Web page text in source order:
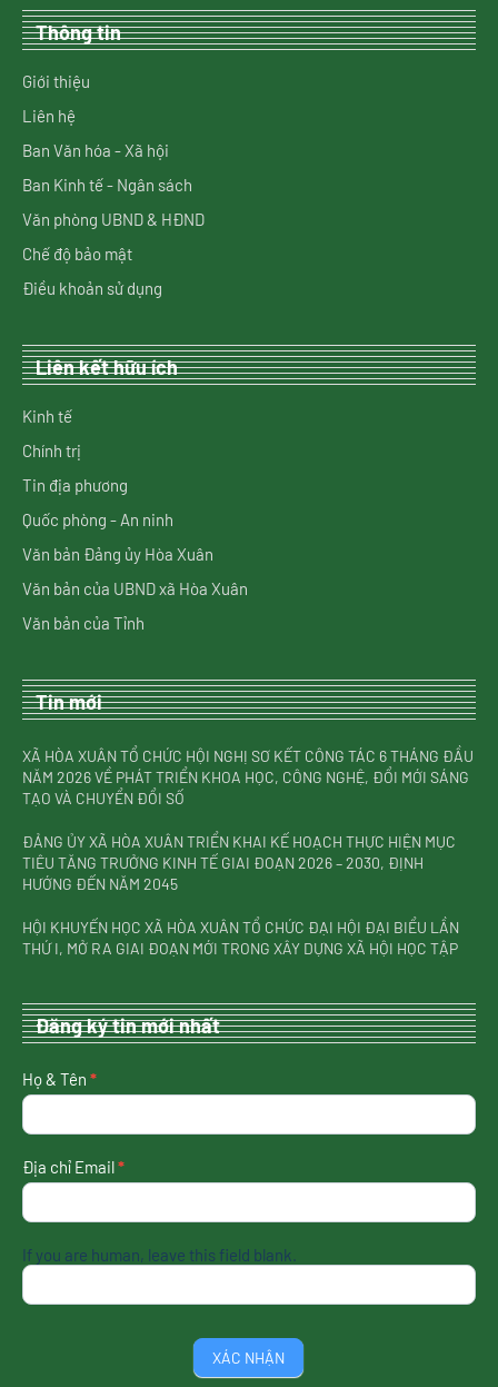
Thông tin
Giới thiệu
Liên hệ
Ban Văn hóa - Xã hội
Ban Kinh tế - Ngân sách
Văn phòng UBND & HĐND
Chế độ bảo mật
Điều khoản sử dụng
Liên kết hữu ích
Kinh tế
Chính trị
Tin địa phương
Quốc phòng - An ninh
Văn bản Đảng ủy Hòa Xuân
Văn bản của UBND xã Hòa Xuân
Văn bản của Tỉnh
Tin mới
XÃ HÒA XUÂN TỔ CHỨC HỘI NGHỊ SƠ KẾT CÔNG TÁC 6 THÁNG ĐẦU
NĂM 2026 VỀ PHÁT TRIỂN KHOA HỌC, CÔNG NGHỆ, ĐỔI MỚI SÁNG
TẠO VÀ CHUYỂN ĐỔI SỐ
ĐẢNG ỦY XÃ HÒA XUÂN TRIỂN KHAI KẾ HOẠCH THỰC HIỆN MỤC
TIÊU TĂNG TRƯỞNG KINH TẾ GIAI ĐOẠN 2026 – 2030, ĐỊNH
HƯỚNG ĐẾN NĂM 2045
HỘI KHUYẾN HỌC XÃ HÒA XUÂN TỔ CHỨC ĐẠI HỘI ĐẠI BIỂU LẦN
THỨ I, MỞ RA GIAI ĐOẠN MỚI TRONG XÂY DỰNG XÃ HỘI HỌC TẬP
Đăng ký tin mới nhất
nhận
tin
nhất
Họ & Tên *
Địa chỉ Email*
If you are human, leave this field blank.
XÁC NHẬN